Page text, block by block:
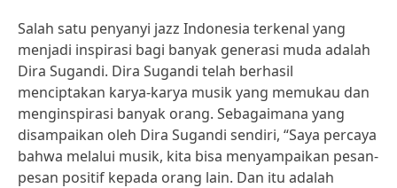
Salah satu penyanyi jazz Indonesia terkenal yang
menjadi inspirasi bagi banyak generasi muda adalah
Dira Sugandi. Dira Sugandi telah berhasil
menciptakan karya-karya musik yang memukau dan
menginspirasi banyak orang. Sebagaimana yang
disampaikan oleh Dira Sugandi sendiri, “Saya percaya
bahwa melalui musik, kita bisa menyampaikan pesan-
pesan positif kepada orang lain. Dan itu adalah